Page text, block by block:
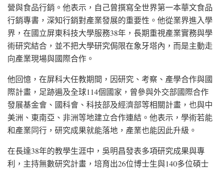
營與食品行銷。他表示，自己曾撰寫全世界第一本華文食品
行銷專書，深知行銷對產業發展的重要性。他從業界進入學
界，在國立屏東科技大學服務38年，長期重視產業實務與學
術研究結合，並不把大學研究侷限在象牙塔內，而是主動走
向產業現場與國際合作。
他回憶，在屏科大任教期間，因研究、考察、產學合作與國
際計畫，足跡遍及全球114個國家，曾參與外交部國際合作
發展基金會、國科會、科技部及經濟部等相關計畫，也與中
美洲、東南亞、非洲等地建立合作連結。他表示，學術若能
和產業同行，研究成果就能落地，產業也能因此升級。
在長達38年的教學生涯中，吳明昌發表多項研究成果與專
利，主持無數研究計畫，培育出26位博士生與140多位碩士